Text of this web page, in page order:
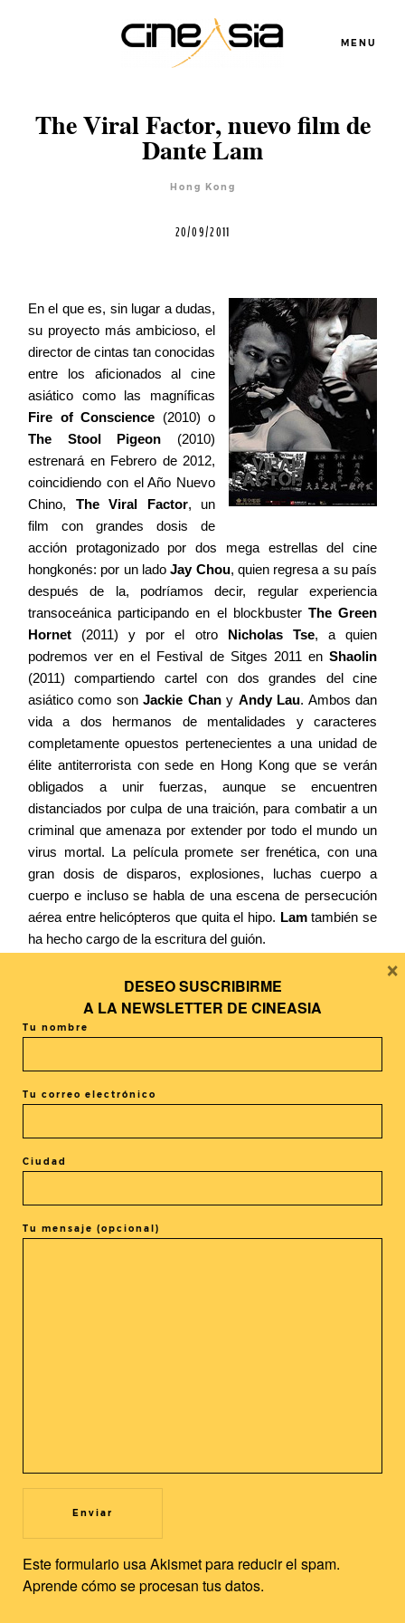
MENU
The Viral Factor, nuevo film de
Dante Lam
Hong Kong
20/09/2011
En el que es, sin lugar a dudas,
su proyecto más ambicioso, el
director de cintas tan conocidas
entre los aficionados al cine
asiático como las magníficas
Fire of Conscience (2010) o
The Stool Pigeon (2010)
estrenará en Febrero de 2012,
coincidiendo con el Año Nuevo
Chino, The Viral Factor, un
film con grandes dosis de
acción protagonizado por dos mega estrellas del cine
hongkonés: por un ladoJay Chou, quien regresa a su país
después de la, podríamos decir, regular experiencia
transoceánica participando en el blockbuster The Green
Hornet (2011) y por el otro Nicholas Tse, a quien
podremos ver en el Festival de Sitges 2011 enShaolin
(2011) compartiendo cartel con dos grandes del cine
asiático como sonJackie Chany Andy Lau. Ambos dan
vida a dos hermanos de mentalidades y caracteres
completamente opuestos pertenecientes a una unidad de
élite antiterrorista con sede en Hong Kong que se verán
obligados a unir fuerzas, aunque se encuentren
distanciados por culpa de una traición, para combatir a un
criminal que amenaza por extender por todo el mundo un
virus mortal. La película promete ser frenética, con una
gran dosis de disparos, explosiones, luchas cuerpo a
cuerpo e incluso se habla de una escena de persecución
aérea entre helicópteros que quita el hipo. Lamtambién se
ha hecho cargo de la escritura del guión.
Jordania, Malasia,la China Continental, Vietnam, Tailandia
y la propia Hong Kong. Otros actores que participan en el
proyecto son
2007);Kai Chi Liu(The Beast Stalker, 2008) yCarl Ng
(Jessica Caught on Type
Newsletter
Contacto
©2026 COPYRIGHT FLOTHEMES
consideramos que acepta su uso. Puedes cambiar la
DESEO SUSCRIBIRME
A LA NEWSLETTER DE CINEASIA
Tu nombre
Tu correo electrónico
Ciudad
Tu mensaje (opcional)
Este formulario usa Akismet para reducir el spam.
Aprende cómo se procesan tus datos.
×